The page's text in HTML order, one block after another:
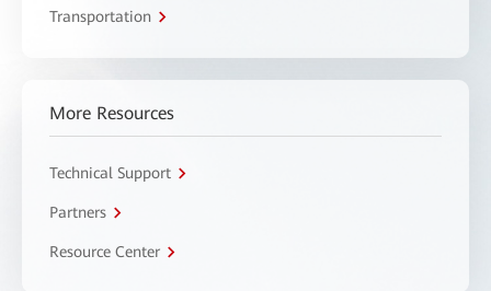
Transportation
More Resources
Technical Support
Partners
Resource Center